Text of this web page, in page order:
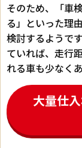
そのため、「車
る」といった理
検討するようで
ていれば、走行
れる車も少なく
大量仕